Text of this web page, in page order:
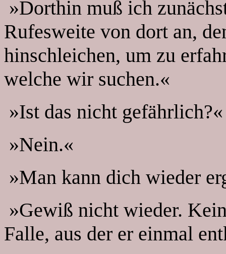
»Dorthin muß ich
Rufesweite von dort an,
hinschleichen, um zu
welche wir suchen.«
»Ist das nicht gefährlich?«
»Nein.«
»Man kann dich wieder
»Gewiß nicht wieder.
Falle, aus der er einmal